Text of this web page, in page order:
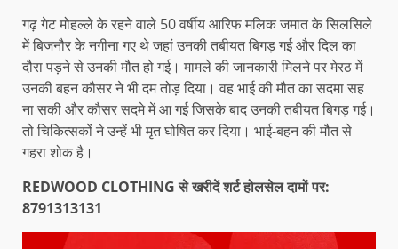
गढ़ गेट मोहल्ले के रहने वाले 50 वर्षीय आरिफ मलिक जमात के सिलसिले
में बिजनौर के नगीना गए थे जहां उनकी तबीयत बिगड़ गई और दिल का
दौरा पड़ने से उनकी मौत हो गई। मामले की जानकारी मिलने पर मेरठ में
उनकी बहन कौसर ने भी दम तोड़ दिया। वह भाई की मौत का सदमा सह
ना सकी और कौसर सदमे में आ गई जिसके बाद उनकी तबीयत बिगड़ गई।
तो चिकित्सकों ने उन्हें भी मृत घोषित कर दिया। भाई-बहन की मौत से
गहरा शोक है।
REDWOOD CLOTHING से खरीदें शर्ट होलसेल दामों पर:
8791313131